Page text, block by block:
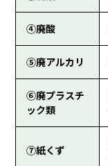
④廃酸
⑤廃アルカリ
⑥廃プラスチ
ック類
⑦紙くず